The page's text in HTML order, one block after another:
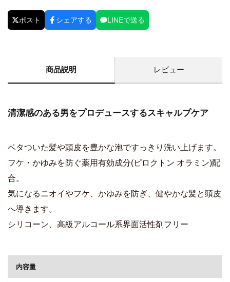
ポスト シェアする LINEで送る
商品説明 レビュー
清潔感のある男をプロデュースするスキャルプケア
ベタついた髪や頭皮を豊かな泡ですっきり洗い上げます。
フケ・かゆみを防ぐ薬用有効成分(ピロクトン オラミン)配
合。
気になるニオイやフケ、かゆみを防ぎ、健やかな髪と頭皮
へ導きます。
シリコーン、高級アルコール系界面活性剤フリー
内容量